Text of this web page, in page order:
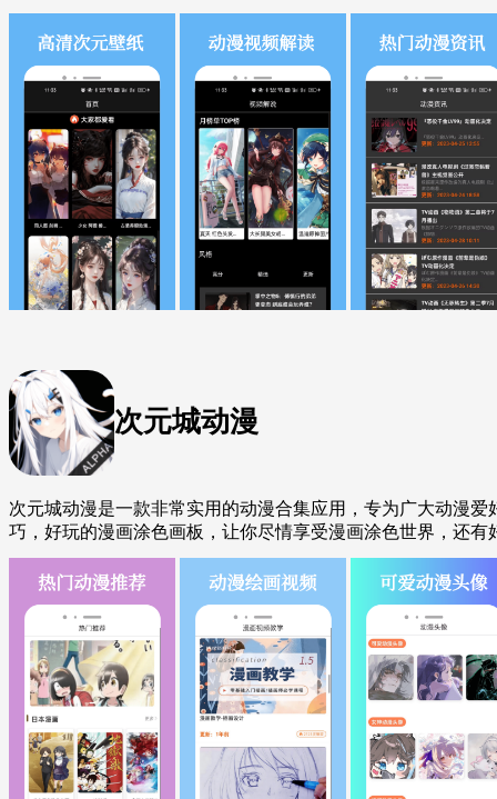
次元城动漫
次元城动漫是一款非常实用的动漫合集应用，专为广大动漫
巧，好玩的漫画涂色画板，让你尽情享受漫画涂色世界，还